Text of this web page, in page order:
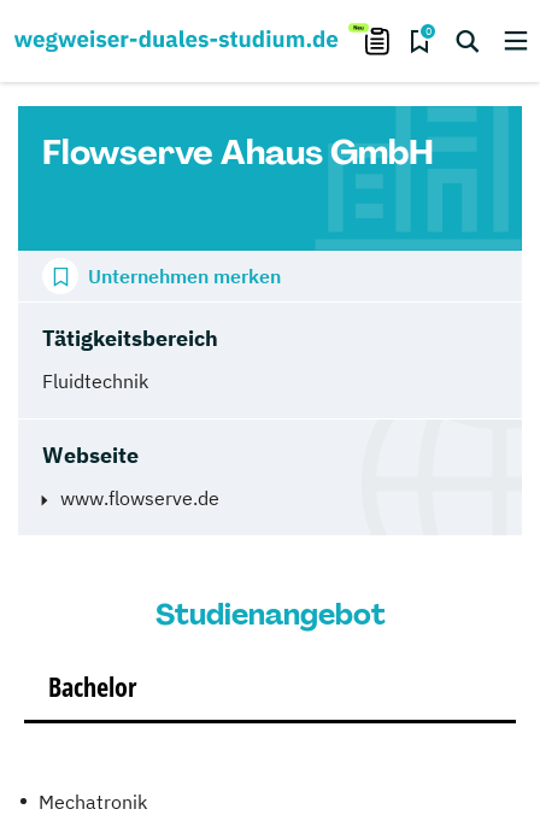
0
Flowserve Ahaus GmbH
Tätigkeitsbereich
Fluidtechnik
Webseite
www.flowserve.de
Unternehmen merken
Studienangebot
Bachelor
Mechatronik